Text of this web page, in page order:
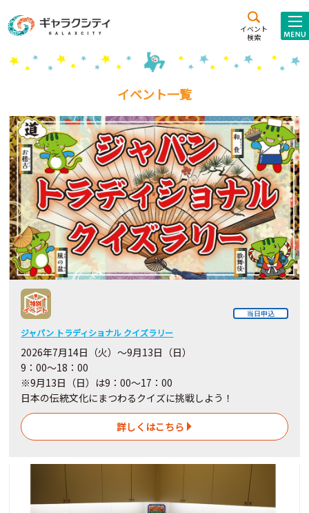
イベント
検索
施設案内
こども
西新井
施設･
施設貸出･団体利用
こどもみーてぃんぐ
Gがくえん
ブランドからのお知らせ
いっしょに創る
イベントレポート
イベント一覧
当日申込
ジャパン トラディショナル クイズラリー
2026年7月14日（火）～9月13日（日）
9：00～18：00
※9月13日（日）は9：00～17：00
日本の伝統文化にまつわるクイズに挑戦しよう！
詳しくはこちら